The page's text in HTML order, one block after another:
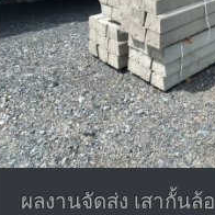
ผลงานจัดส่ง เสากั้นล้อ